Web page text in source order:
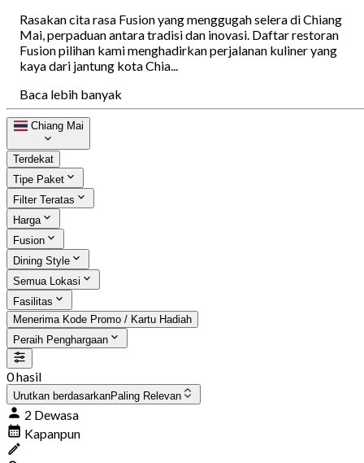
Rasakan cita rasa Fusion yang menggugah selera di Chiang
Mai, perpaduan antara tradisi dan inovasi. Daftar restoran
Fusion pilihan kami menghadirkan perjalanan kuliner yang
kaya dari jantung kota Chia...
Baca lebih banyak
Chiang Mai
Terdekat
Tipe Paket
Filter Teratas
Harga
Fusion
Dining Style
Semua Lokasi
Fasilitas
Menerima Kode Promo / Kartu Hadiah
Peraih Penghargaan
0 hasil
Urutkan berdasarkanPaling Relevan
2 Dewasa
Kapanpun